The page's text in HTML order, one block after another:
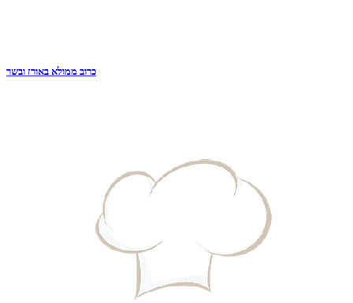
כרוב ממולא באורז ובשר